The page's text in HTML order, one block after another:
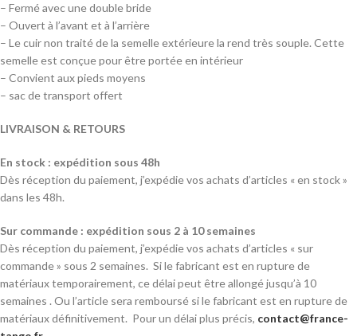
– Fermé avec une double bride
– Ouvert à l’avant et à l’arrière
– Le cuir non traité de la semelle extérieure la rend très souple. Cette
semelle est conçue pour être portée en intérieur
– Convient aux pieds moyens
– sac de transport offert
LIVRAISON & RETOURS
En stock : expédition sous 48h
Dès réception du paiement, j’expédie vos achats d’articles « en stock »
dans les 48h.
Sur commande : expédition sous 2 à 10 semaines
Dès réception du paiement, j’expédie vos achats d’articles « sur
commande » sous 2 semaines. Si le fabricant est en rupture de
matériaux temporairement, ce délai peut être allongé jusqu’à 10
semaines . Ou l’article sera remboursé si le fabricant est en rupture de
matériaux définitivement. Pour un délai plus précis, contact@france-